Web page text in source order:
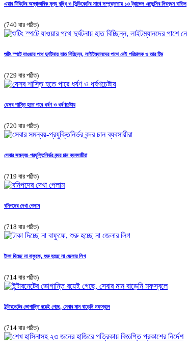
এয়ার টিকিটের অস্বাভাবিক মূল্য বৃদ্ধি ও সিন্ডিকেটের সাথে সম্পৃক্ততায় ১৩ ট্রাভেল এজেন্সির নিবন্ধন বাতিল
(740 বার পঠিত)
শুটিং স্পটে যাওয়ার পথে দুর্ঘটনায় হাত বিচ্ছিন্ন, লাইটম্যানদের পাশে নেই পরিচালক ও তার টিম
(729 বার পঠিত)
যেসব শাস্তি হতে পারে ধর্ষণ ও ধর্ষণচেষ্টায়
(720 বার পঠিত)
সেবার সমন্বয়-প্রযুক্তিনির্ভর বন্দর চান ব্যবসায়ীরা
(719 বার পঠিত)
বনিপদের দেখা পেলাম
(718 বার পঠিত)
টাকা দিচ্ছে না বাফুফে, শুরু হচ্ছে না জেলার লিগ
(714 বার পঠিত)
ইন্টারনেটের ভোগান্তি রয়েই গেছে, সেবার মান বাড়েনি মফস্বলে
(714 বার পঠিত)